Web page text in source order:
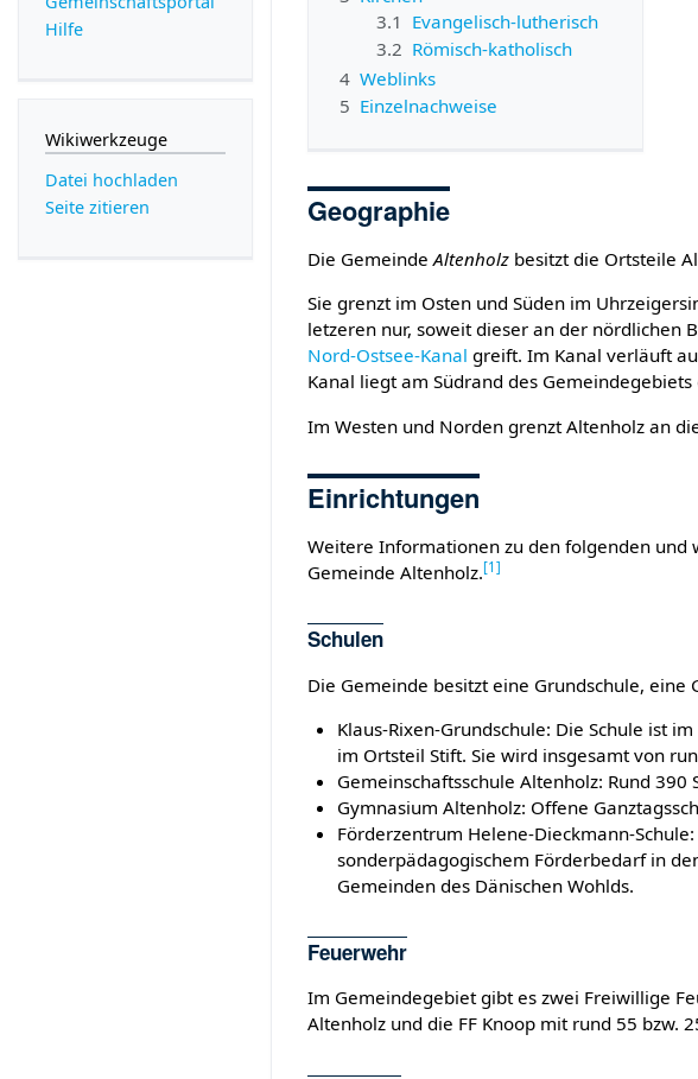
3.1 Evangelisch-lutherisch
3.2 Römisch-katholisch
4 Weblinks
5 Einzelnachweise
Geographie
Die GemeindeAltenholz besitzt die Ortsteile
Sie grenzt im Osten und Süden im
letzeren nur, soweit dieser an der nördlichen
Nord-Ostsee-Kanal greift. Im Kanal verläuft
Kanal liegt am Südrand des Gemeindegebiets
Im Westen und Norden grenzt Altenholz an
Einrichtungen
Weitere Informationen zu den folgenden und
Gemeinde Altenholz.[1]
Schulen
Die Gemeinde besitzt eine Grundschule,
Klaus-Rixen-Grundschule: Die Schule ist
im Ortsteil Stift. Sie wird insgesamt von
Gemeinschaftsschule Altenholz: Rund 390
Gymnasium Altenholz: Offene
Förderzentrum Helene-Dieckmann-
sonderpädagogischem Förderbedarf in
Gemeinden des Dänischen Wohlds.
Feuerwehr
Im Gemeindegebiet gibt es zwei Freiwillige
Altenholz und die FF Knoop mit rund 55 bzw.
Hilfe
Wikiwerkzeuge
Datei hochladen
Seite zitieren